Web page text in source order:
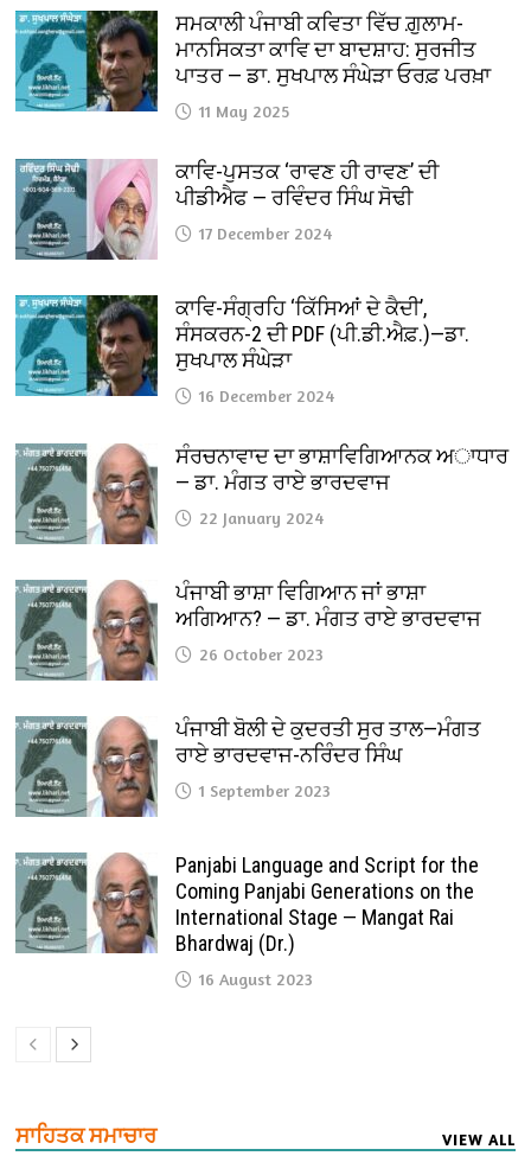
ਸਮਕਾਲੀ ਪੰਜਾਬੀ ਕਵਿਤਾ ਵਿੱਚ ਗ਼ੁਲਾਮ-
ਮਾਨਸਿਕਤਾ ਕਾਵਿ ਦਾ ਬਾਦਸ਼ਾਹ: ਸੁਰਜੀਤ
ਪਾਤਰ — ਡਾ. ਸੁਖਪਾਲ ਸੰਘੇੜਾ ਓਰਫ਼ ਪਰਖ਼ਾ
11 May 2025
ਕਾਵਿ-ਪੁਸਤਕ ‘ਰਾਵਣ ਹੀ ਰਾਵਣ’ ਦੀ
ਪੀਡੀਐਫ — ਰਵਿੰਦਰ ਸਿੰਘ ਸੋਢੀ
17 December 2024
ਕਾਵਿ-ਸੰਗ੍ਰਹਿ ‘ਕਿੱਸਿਆਂ ਦੇ ਕੈਦੀ’,
ਸੰਸਕਰਨ-2 ਦੀ PDF (ਪੀ.ਡੀ.ਐਫ਼.)—ਡਾ.
ਸੁਖਪਾਲ ਸੰਘੇੜਾ
16 December 2024
ਸੰਰਚਨਾਵਾਦ ਦਾ ਭਾਸ਼ਾਵਿਗਿਆਨਕ ਅਾਧਾਰ
— ਡਾ. ਮੰਗਤ ਰਾਏ ਭਾਰਦਵਾਜ
22 January 2024
ਪੰਜਾਬੀ ਭਾਸ਼ਾ ਵਿਗਿਆਨ ਜਾਂ ਭਾਸ਼ਾ
ਅਗਿਆਨ? — ਡਾ. ਮੰਗਤ ਰਾਏ ਭਾਰਦਵਾਜ
26 October 2023
ਪੰਜਾਬੀ ਬੋਲੀ ਦੇ ਕੁਦਰਤੀ ਸੁਰ ਤਾਲ—ਮੰਗਤ
ਰਾਏ ਭਾਰਦਵਾਜ-ਨਰਿੰਦਰ ਸਿੰਘ
1 September 2023
Panjabi Language and Script for the
Coming Panjabi Generations on the
International Stage — Mangat Rai
Bhardwaj (Dr.)
16 August 2023
ਸਾਹਿਤਕ ਸਮਾਚਾਰ VIEW ALL